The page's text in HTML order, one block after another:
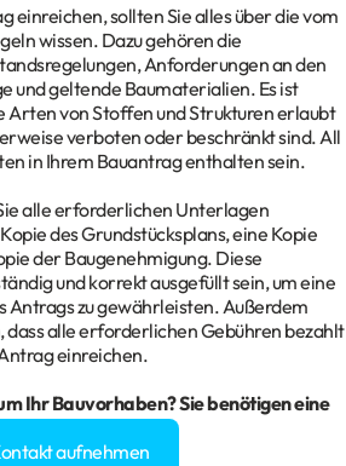
einreichen, sollten Sie alles über die vom
wissen. Dazu gehören die
Anforderungen an den
und geltende Baumaterialien. Es ist
Arten von Stoffen und Strukturen erlaubt
verboten oder beschränkt sind. All
in Ihrem Bauantrag enthalten sein.
alle erforderlichen Unterlagen
des Grundstücksplans, eine Kopie
der Baugenehmigung. Diese
und korrekt ausgefüllt sein, um eine
Antrags zu gewährleisten. Außerdem
dass alle erforderlichen Gebühren bezahlt
einreichen.
IhrBauvorhaben? Sie benötigen eine
aufnehmen